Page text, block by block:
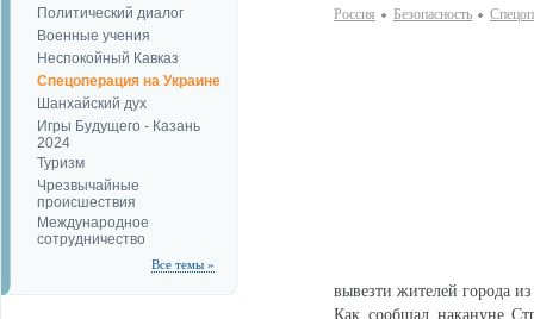
Политический диалог
Военные учения
Неспокойный Кавказ
Спецоперация на Украине
Шанхайский дух
Игры Будущего - Казань
2024
Туризм
Чрезвычайные
происшествия
Международное
сотрудничество
Все темы »
Россия Безопаcность
вывезти жителей города
Как сообщал накануне